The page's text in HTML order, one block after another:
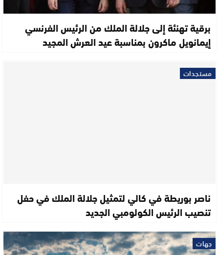
برقية تهنئة إلى جلالة الملك من الرئيس الفرنسي
إيمانويل ماكرون بمناسبة عيد العرش المجيد
مستجدات
ناصر بوريطة في كالي لتمثيل جلالة الملك في حفل
تنصيب الرئيس الكولومبي الجديد
جهات